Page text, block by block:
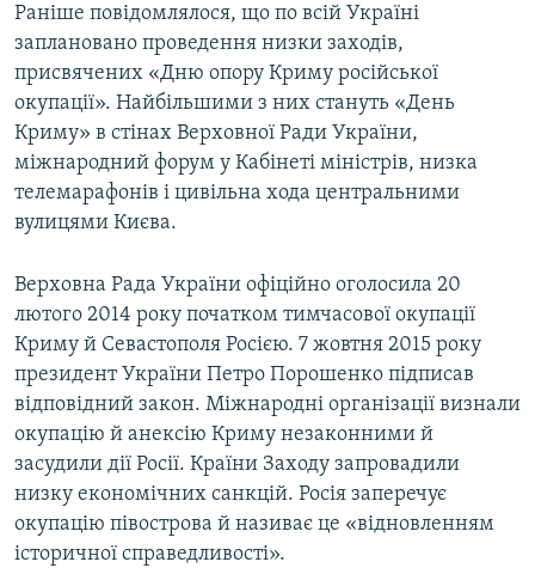
Раніше повідомлялося, що по всій Україні
заплановано проведення низки заходів,
присвячених «Дню опору Криму російської
окупації». Найбільшими з них стануть «День
Криму» в стінах Верховної Ради України,
міжнародний форум у Кабінеті міністрів, низка
телемарафонів і цивільна хода центральними
вулицями Києва.
Верховна Рада України офіційно оголосила 20
лютого 2014 року початком тимчасової окупації
Криму й Севастополя Росією. 7 жовтня 2015 року
президент України Петро Порошенко підписав
відповідний закон. Міжнародні організації визнали
окупацію й анексію Криму незаконними й
засудили дії Росії. Країни Заходу запровадили
низку економічних санкцій. Росія заперечує
окупацію півострова й називає це «відновленням
історичної справедливості».